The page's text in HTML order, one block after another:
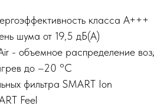
класса А+++
шума от 19,5 дБ(А)
- объемное распределение
до –20 °С
фильтра SMART Ion
Feel